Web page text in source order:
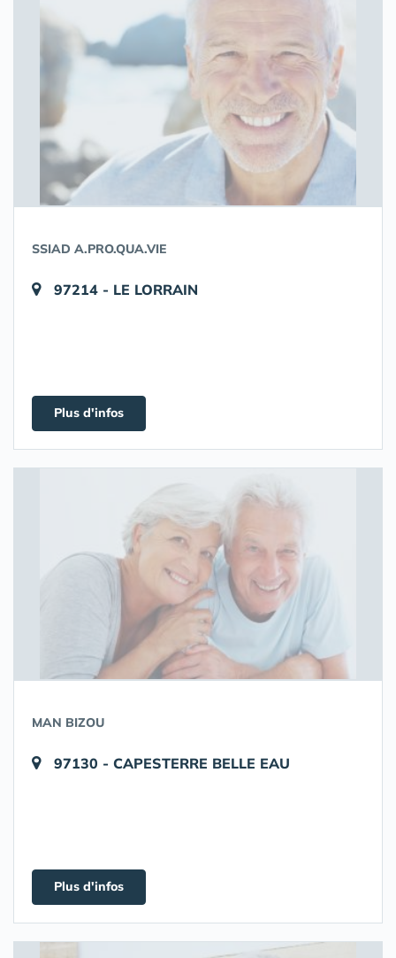
SSIAD A.PRO.QUA.VIE
97214 - LE LORRAIN
Plus d'infos
MAN BIZOU
97130 - CAPESTERRE BELLE EAU
Plus d'infos